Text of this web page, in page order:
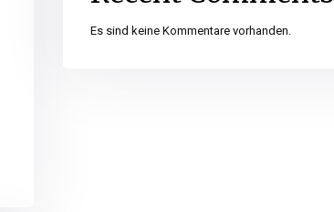
Es sind keine Kommentare vorhanden.